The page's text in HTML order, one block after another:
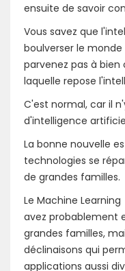
ensuite de savoir
Vous savez que
boulverser le
parvenez pas à
laquelle repose
C'est normal, car il
d'intelligence
La bonne nouvelle
technologies se
de grandes familles.
Le Machine
avez probablement
grandes familles,
déclinaisons qui
applications aussi